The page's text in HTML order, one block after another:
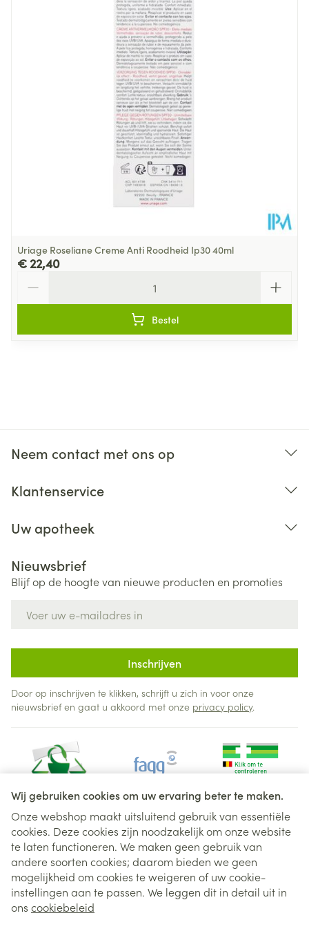
Wij gebruiken cookies om uw ervaring beter te maken.
Onze webshop maakt uitsluitend gebruik van essentiële
cookies. Deze cookies zijn noodzakelijk om onze website
te laten functioneren. We maken geen gebruik van
andere soorten cookies; daarom bieden we geen
mogelijkheid om cookies te weigeren of uw cookie-
instellingen aan te passen. We leggen dit in detail uit in
ons cookiebeleid
43 mm
Kamertemperatuur (15°C - 25°C)
Uriage Roseliane Creme Anti Roodheid Ip30 40ml
€ 22,40
Bestel
Neem contact met ons op
Klantenservice
Uw apotheek
Nieuwsbrief
Blijf op de hoogte van nieuwe producten en promoties
Inschrijven
Door op inschrijven te klikken, schrijft u zich in voor onze
nieuwsbrief en gaat u akkoord met onze privacy policy.
Juridische links